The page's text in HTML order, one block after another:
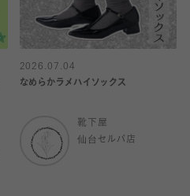
2026.07.04
なめらかラメハイソックス
靴下屋
仙台セルバ店